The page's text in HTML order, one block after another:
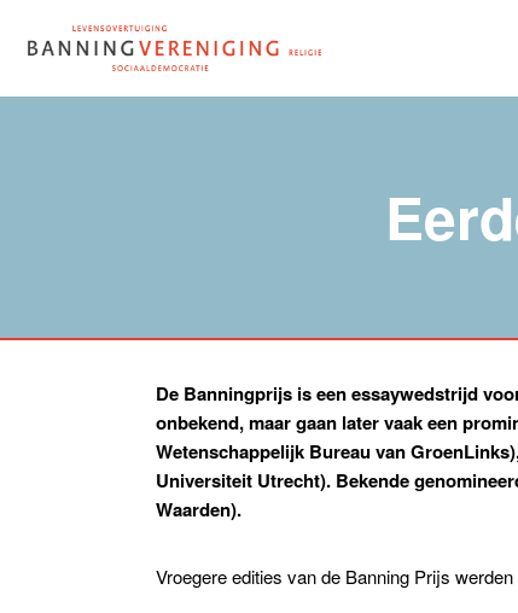
naar
De Banningprijs is een essaywedstrijd
onbekend, maar gaan later vaak een
Wetenschappelijk Bureau van
Universiteit Utrecht). Bekende
Waarden).
Vroegere edities van de Banning Prijs